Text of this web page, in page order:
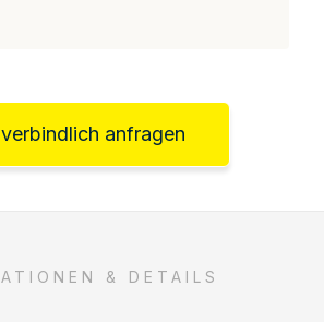
anfragen
& DETAILS